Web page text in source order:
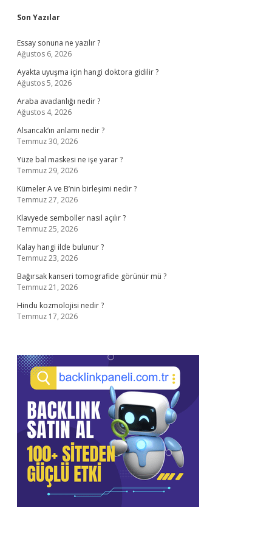
Sidebar
Son Yazılar
Essay sonuna ne yazılır ?
Ağustos 6, 2026
Ayakta uyuşma için hangi doktora gidilir ?
Ağustos 5, 2026
Araba avadanlığı nedir ?
Ağustos 4, 2026
Alsancak’ın anlamı nedir ?
Temmuz 30, 2026
Yüze bal maskesi ne işe yarar ?
Temmuz 29, 2026
Kümeler A ve B’nin birleşimi nedir ?
Temmuz 27, 2026
Klavyede semboller nasıl açılır ?
Temmuz 25, 2026
Kalay hangi ilde bulunur ?
Temmuz 23, 2026
Bağırsak kanseri tomografide görünür mü ?
Temmuz 21, 2026
Hindu kozmolojisi nedir ?
Temmuz 17, 2026